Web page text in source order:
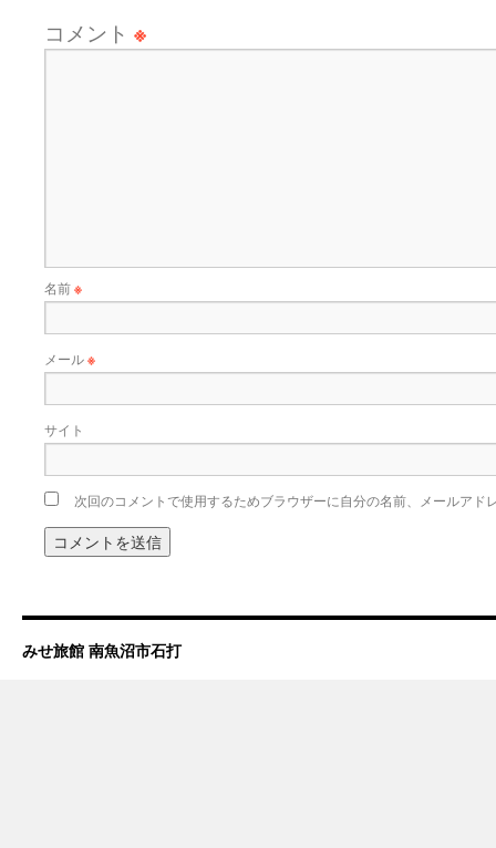
コメント ※
名前※
メール※
サイト
次回のコメントで使用するためブラウザーに自分の名前、メールアド
みせ旅館 南魚沼市石打